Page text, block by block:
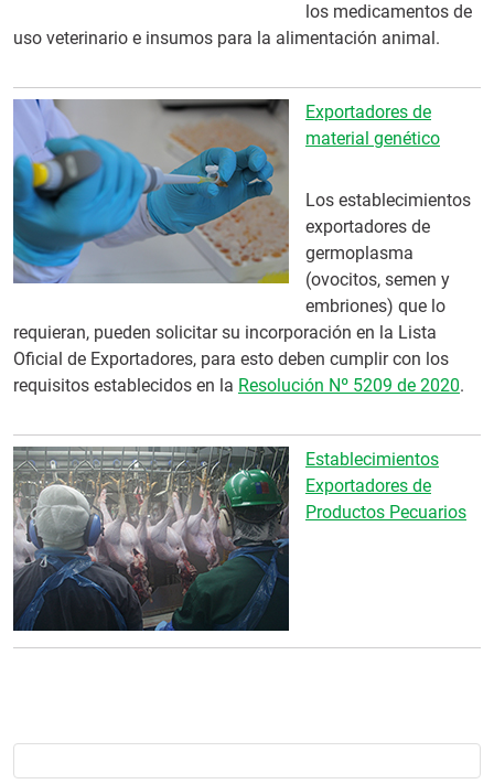
los medicamentos de
uso veterinario e insumos para la alimentación animal.
Exportadores de
material genético
Los establecimientos
exportadores de
germoplasma
(ovocitos, semen y
embriones) que lo
requieran, pueden solicitar su incorporación en la Lista
Oficial de Exportadores, para esto deben cumplir con los
requisitos establecidos en la Resolución Nº 5209 de 2020.
Establecimientos
Exportadores de
Productos Pecuarios